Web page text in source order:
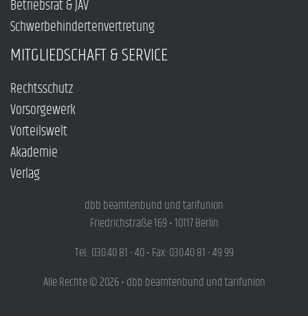
Betriebsrat & JAV
Schwerbehindertenvertretung
MITGLIEDSCHAFT & SERVICE
Rechtsschutz
Vorsorgewerk
Vorteilswelt
Akademie
Verlag
dbb beamtenbund und tarifunion
Friedrichstraße 169 • 10117 Berlin
Tel.: 030.40 81 - 40 • Fax: 030.40 81 - 49 99
Alle Rechte © 2026 • dbb beamtenbund und tarifunion